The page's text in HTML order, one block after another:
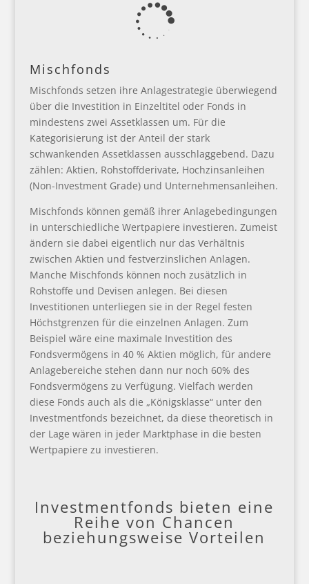

Mischfonds
Mischfonds setzen ihre Anlagestrategie überwiegend
über die Investition in Einzeltitel oder Fonds in
mindestens zwei Assetklassen um. Für die
Kategorisierung ist der Anteil der stark
schwankenden Assetklassen ausschlaggebend. Dazu
zählen: Aktien, Rohstoffderivate, Hochzinsanleihen
(Non-Investment Grade) und Unternehmensanleihen.
Mischfonds können gemäß ihrer Anlagebedingungen
in unterschiedliche Wertpapiere investieren. Zumeist
ändern sie dabei eigentlich nur das Verhältnis
zwischen Aktien und festverzinslichen Anlagen.
Manche Mischfonds können noch zusätzlich in
Rohstoffe und Devisen anlegen. Bei diesen
Investitionen unterliegen sie in der Regel festen
Höchstgrenzen für die einzelnen Anlagen. Zum
Beispiel wäre eine maximale Investition des
Fondsvermögens in 40 % Aktien möglich, für andere
Anlagebereiche stehen dann nur noch 60% des
Fondsvermögens zu Verfügung. Vielfach werden
diese Fonds auch als die „Königsklasse“ unter den
Investmentfonds bezeichnet, da diese theoretisch in
der Lage wären in jeder Marktphase in die besten
Wertpapiere zu investieren.
Investmentfonds bieten eine
Reihe von Chancen
beziehungsweise Vorteilen